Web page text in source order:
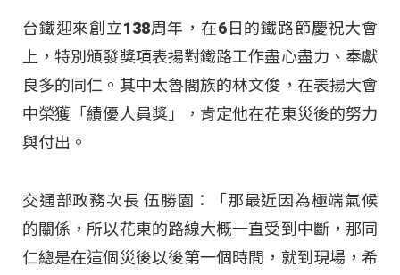
台鐵迎來創立138周年，在6日的鐵路節慶祝大會
上，特別頒發獎項表揚對鐵路工作盡心盡力、奉獻
良多的同仁。其中太魯閣族的林文俊，在表揚大會
中榮獲「績優人員獎」，肯定他在花東災後的努力
與付出。
交通部政務次長 伍勝園：「那最近因為極端氣候
的關係，所以花東的路線大概一直受到中斷，那同
仁總是在這個災後以後第一個時間，就到現場，希